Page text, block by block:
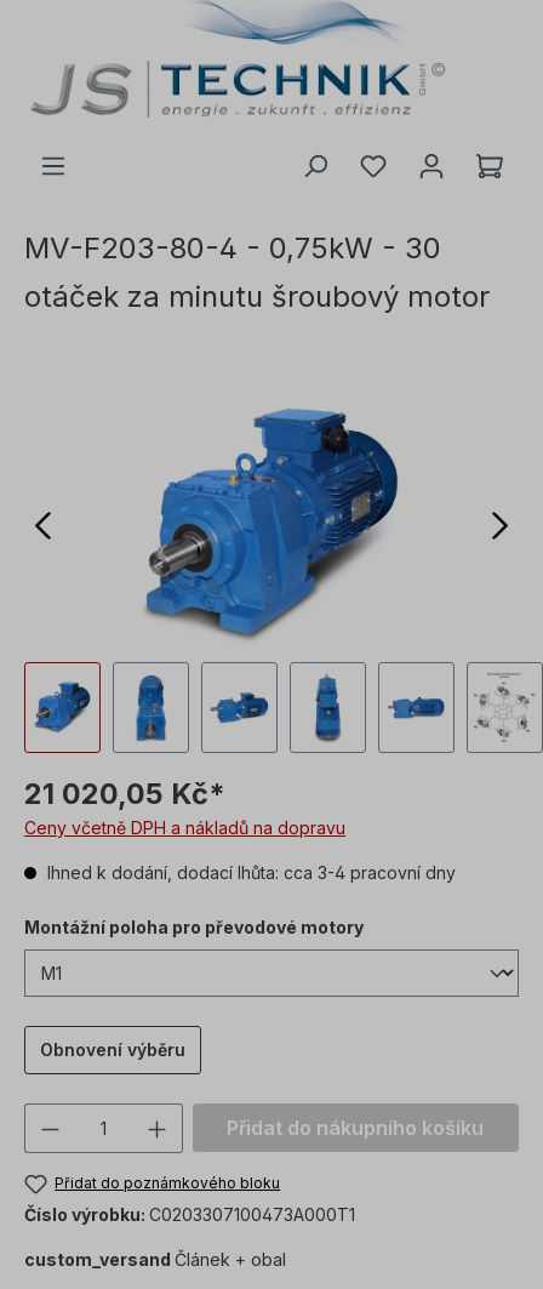
MV-F203-80-4 - 0,75kW - 30
otáček za minutu šroubový motor
21 020,05 Kč*
Ceny včetně DPH a nákladů na dopravu
Ihned k dodání, dodací lhůta: cca 3-4 pracovní dny
Montážní poloha pro převodové motory
Obnovení výběru
Množství produktu: Zadejte
Přidat do nákupního košíku
Přidat do poznámkového bloku
Číslo výrobku: C0203307100473A000T1
custom_versand Článek + obal